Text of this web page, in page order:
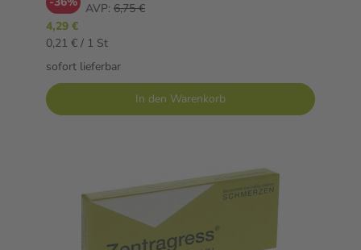
AVP: 6,75 €
4,29 €
0,21 € / 1 St
sofort lieferbar
In den Warenkorb